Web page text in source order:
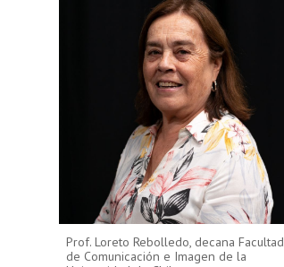
Prof. Loreto Rebolledo, decana Facultad
de Comunicación e Imagen de la